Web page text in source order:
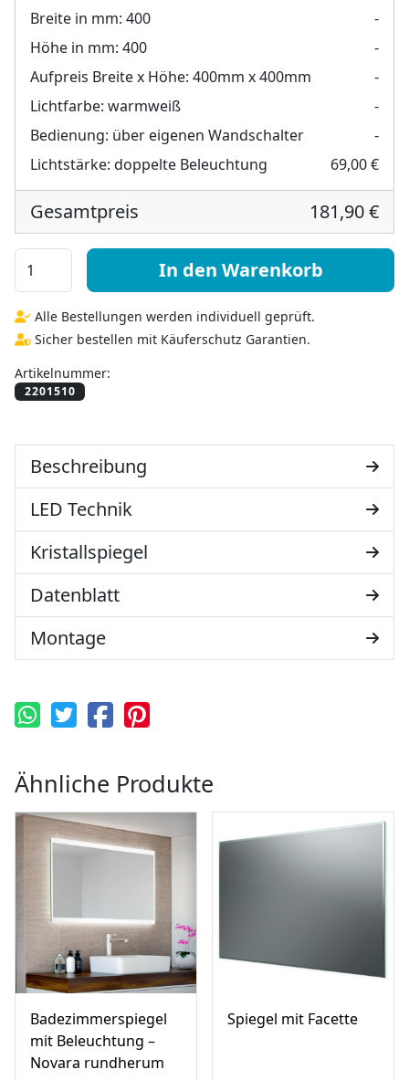
Breite in mm: 400
-
Höhe in mm: 400
-
Aufpreis Breite x Höhe: 400mm x 400mm
-
Lichtfarbe: warmweiß
-
Bedienung: über eigenen Wandschalter
-
Lichtstärke: doppelte Beleuchtung 69,00 €
Gesamtpreis 181,90 €
Badezimmerspiegel beleuchtet - Livera rundherum
In den Warenkorb
Alle Bestellungen werden individuell geprüft.
Sicher bestellen mit Käuferschutz Garantien.
Artikelnummer:
Beschreibung
LED Technik
Kristallspiegel
Datenblatt
Montage
Ähnliche Produkte
Badezimmerspiegel
mit Beleuchtung –
Novara rundherum
Spiegel mit Facette